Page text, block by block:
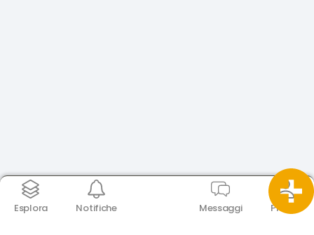
Esplora Notifiche Messaggi Profilo